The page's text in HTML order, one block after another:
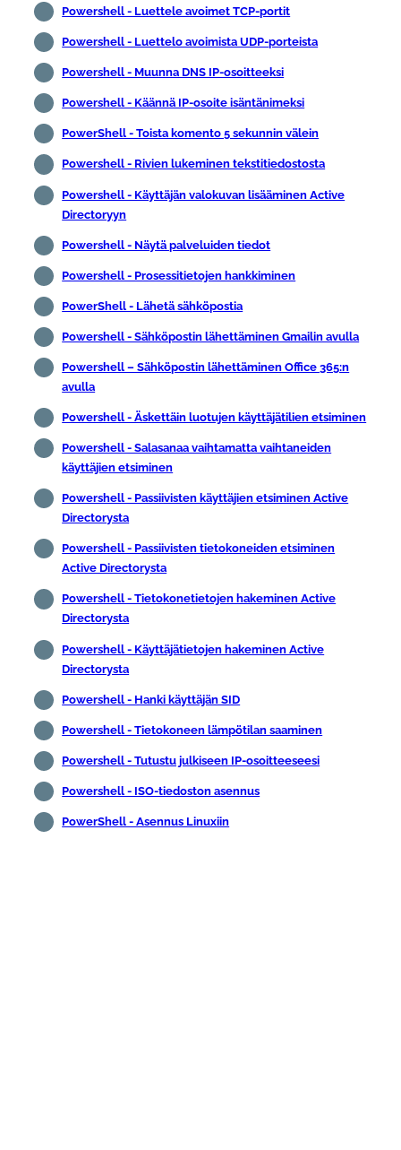
Powershell - Luettele avoimet TCP-portit
Powershell - Luettelo avoimista UDP-porteista
Powershell - Muunna DNS IP-osoitteeksi
Powershell - Käännä IP-osoite isäntänimeksi
PowerShell - Toista komento 5 sekunnin välein
Powershell - Rivien lukeminen tekstitiedostosta
Powershell - Käyttäjän valokuvan lisääminen Active
Directoryyn
Powershell - Näytä palveluiden tiedot
Powershell - Prosessitietojen hankkiminen
PowerShell - Lähetä sähköpostia
Powershell - Sähköpostin lähettäminen Gmailin avulla
Powershell – Sähköpostin lähettäminen Office 365:n
avulla
Powershell - Äskettäin luotujen käyttäjätilien etsiminen
Powershell - Salasanaa vaihtamatta vaihtaneiden
käyttäjien etsiminen
Powershell - Passiivisten käyttäjien etsiminen Active
Directorysta
Powershell - Passiivisten tietokoneiden etsiminen
Active Directorysta
Powershell - Tietokonetietojen hakeminen Active
Directorysta
Powershell - Käyttäjätietojen hakeminen Active
Directorysta
Powershell - Hanki käyttäjän SID
Powershell - Tietokoneen lämpötilan saaminen
Powershell - Tutustu julkiseen IP-osoitteeseesi
Powershell - ISO-tiedoston asennus
PowerShell - Asennus Linuxiin